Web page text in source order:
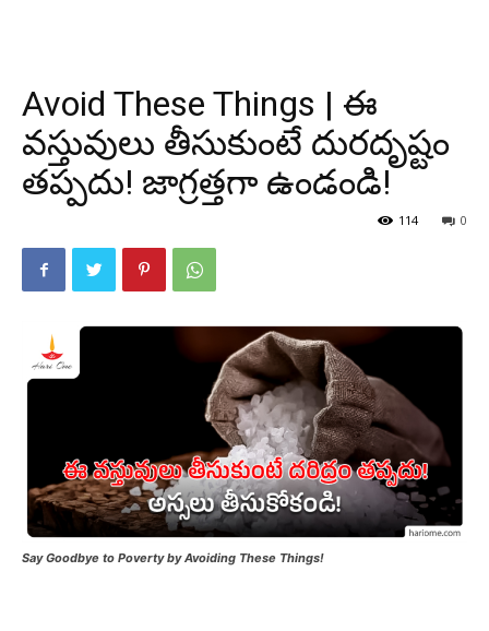
Avoid These Things | ఈ
వస్తువులు తీసుకుంటే దురదృష్టం
తప్పదు! జాగ్రత్తగా ఉండండి!
0
114
Say Goodbye to Poverty by Avoiding These Things!